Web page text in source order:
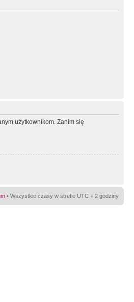
użytkownikom. Zanim się
• Wszystkie czasy w strefie UTC + 2 godziny